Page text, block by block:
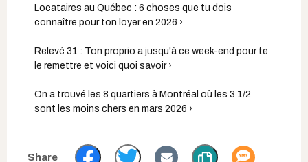
Locataires au Québec : 6 choses que tu dois
connaître pour ton loyer en 2026 ›
Relevé 31 : Ton proprio a jusqu'à ce week-end pour te
le remettre et voici quoi savoir ›
On a trouvé les 8 quartiers à Montréal où les 3 1/2
sont les moins chers en mars 2026 ›